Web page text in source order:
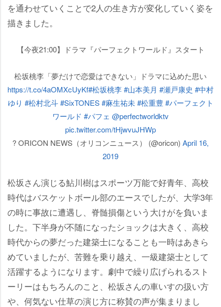
を通わせていくことで2人の生き方が変化していく姿を
描きました。
【今夜21:00】ドラマ『パーフェクトワールド』スタート
松坂桃李「夢だけで恋愛はできない」ドラマに込めた思い
https://t.co/4aOMXcUyKf#松坂桃李#山本美月 #瀬戸康史 #中村
ゆり #松村北斗 #SixTONES #麻生祐未 #松重豊 #パーフェクト
ワールド #パフェ @perfectworldktv
pic.twitter.com/tHjwvuJHWp
? ORICON NEWS（オリコンニュース） (@oricon) April 16,
2019
松坂さん演じる鮎川樹はスポーツ万能で好青年、高校
時代はバスケットボール部のエースでしたが、大学3年
の時に事故に遭遇し、脊髄損傷という大けがを負いま
した。下半身が不随になったショックは大きく、高校
時代からの夢だった建築士になることも一時はあきら
めていましたが、苦難を乗り越え、一級建築士として
活躍するようになります。劇中で繰り広げられるスト
ーリーはもちろんのこと、松坂さんの車いすの扱い方
、何気ない仕草の演じ方に称賛の声が集まりまし